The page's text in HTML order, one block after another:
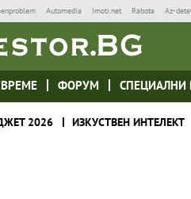
Automedia Imoti.net Rabota Az-
ФОРУМ СПЕЦИАЛНИ
2026 ИЗКУСТВЕН ИНТЕЛЕКТ